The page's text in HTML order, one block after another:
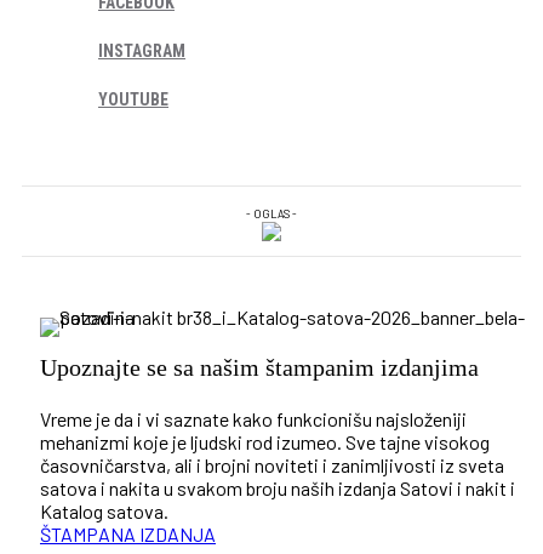
INSTAGRAM
YOUTUBE
- OGLAS -
Upoznajte se sa našim štampanim izdanjima
Vreme je da i vi saznate kako funkcionišu najsloženiji
mehanizmi koje je ljudski rod izumeo. Sve tajne visokog
časovničarstva, ali i brojni noviteti i zanimljivosti iz sveta
satova i nakita u svakom broju naših izdanja Satovi i nakit i
Katalog satova.
ŠTAMPANA IZDANJA